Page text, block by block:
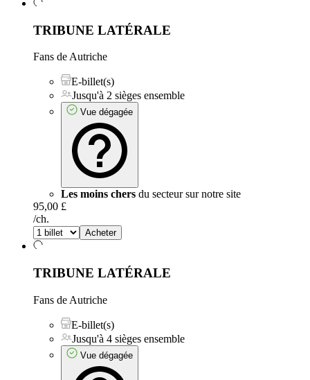
TRIBUNE LATÉRALE
Fans de Autriche
E-billet(s)
Jusqu'à 2 sièges ensemble
Vue dégagée
Les moins chers du secteur sur notre site
95,00 £
/ch.
Acheter
TRIBUNE LATÉRALE
Fans de Autriche
E-billet(s)
Jusqu'à 4 sièges ensemble
Vue dégagée